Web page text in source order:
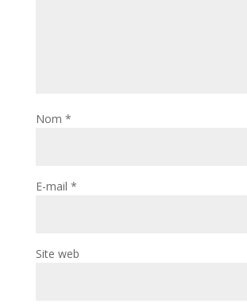
Nom *
E-mail *
Site web